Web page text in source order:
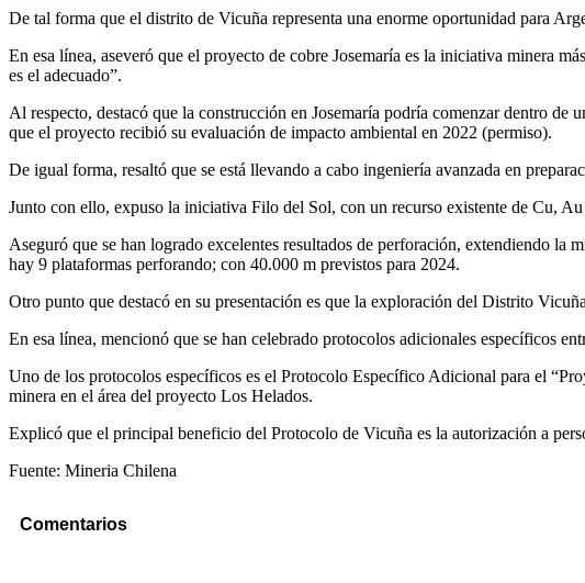
De tal forma que el distrito de Vicuña representa una enorme oportunidad para
En esa línea, aseveró que el proyecto de cobre Josemaría es la iniciativa minera
es el adecuado”.
Al respecto, destacó que la construcción en Josemaría podría comenzar dentro
que el proyecto recibió su evaluación de impacto ambiental en 2022 (permiso).
De igual forma, resaltó que se está llevando a cabo ingeniería avanzada en
Junto con ello, expuso la iniciativa Filo del Sol, con un recurso existente de Cu,
Aseguró que se han logrado excelentes resultados de perforación, extendiendo
hay 9 plataformas perforando; con 40.000 m previstos para 2024.
Otro punto que destacó en su presentación es que la exploración del Distrito
En esa línea, mencionó que se han celebrado protocolos adicionales específicos
Uno de los protocolos específicos es el Protocolo Específico Adicional para el
minera en el área del proyecto Los Helados.
Explicó que el principal beneficio del Protocolo de Vicuña es la autorización a
Fuente: Mineria Chilena
Comentarios